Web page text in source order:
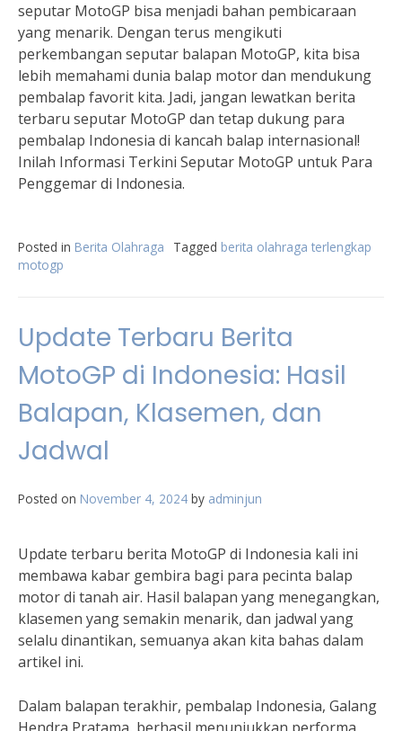
seputar MotoGP bisa menjadi bahan pembicaraan
yang menarik. Dengan terus mengikuti
perkembangan seputar balapan MotoGP, kita bisa
lebih memahami dunia balap motor dan mendukung
pembalap favorit kita. Jadi, jangan lewatkan berita
terbaru seputar MotoGP dan tetap dukung para
pembalap Indonesia di kancah balap internasional!
Inilah Informasi Terkini Seputar MotoGP untuk Para
Penggemar di Indonesia.
Posted in Berita Olahraga Tagged berita olahraga terlengkap
motogp
Update Terbaru Berita
MotoGP di Indonesia: Hasil
Balapan, Klasemen, dan
Jadwal
Posted on November 4, 2024 by adminjun
Update terbaru berita MotoGP di Indonesia kali ini
membawa kabar gembira bagi para pecinta balap
motor di tanah air. Hasil balapan yang menegangkan,
klasemen yang semakin menarik, dan jadwal yang
selalu dinantikan, semuanya akan kita bahas dalam
artikel ini.
Dalam balapan terakhir, pembalap Indonesia, Galang